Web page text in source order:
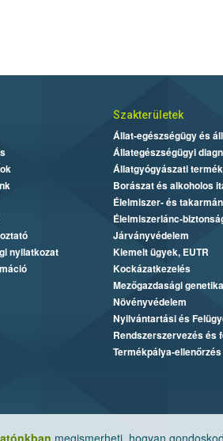
megismerheti, hogyan
nyilatkozat
Szakterületek
Állat-egészségügy és
Állategészségügyi
Állatgyógyászati
Borászat és alkoholos
Élelmiszer- és
Élelmiszerlánc-
Járványvédelem
Kiemelt ügyek, EUTR
Kockázatkezelés
Mezőgazdasági
Növényvédelem
Nyilvántartási és
Rendszerszervezés és
Termékpálya-ellenőrzés